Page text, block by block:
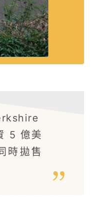
5 億美
時拋售